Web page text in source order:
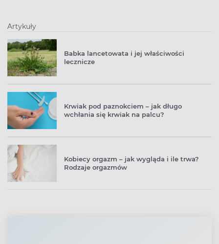
Artykuły
Babka lancetowata i jej właściwości
lecznicze
Krwiak pod paznokciem – jak długo
wchłania się krwiak na palcu?
Kobiecy orgazm – jak wygląda i ile trwa?
Rodzaje orgazmów